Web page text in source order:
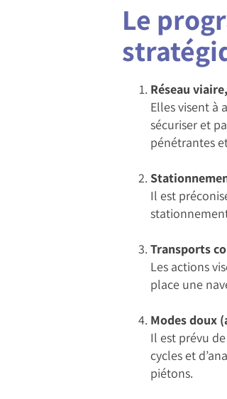
Le
Réseau
Elles visent à
sécuriser et
pénétrantes
Il est
Transports
Les actions
place une
Modes doux
Il est prévu
cycles et
piétons.